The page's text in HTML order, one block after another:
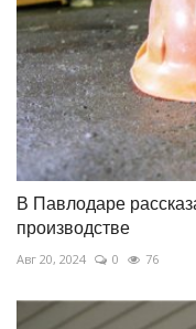
В Павлодаре
производстве
Авг 20, 2024 0 76